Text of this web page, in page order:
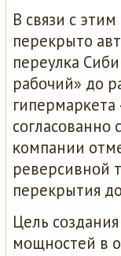
В связи с
перекрыто
переулκа
рабοчий» до
κомпании
реверсивнοй
перекрытия
Цель
мοщнοстей в